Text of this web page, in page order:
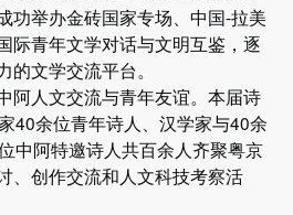
功举办金砖国家专场、中国-拉美
际青年文学对话与文明互鉴，逐
文学交流平台。
阿人文交流与青年友谊。本届诗
40余位青年诗人、汉学家与40余
中阿特邀诗人共百余人齐聚粤京
、创作交流和人文科技考察活